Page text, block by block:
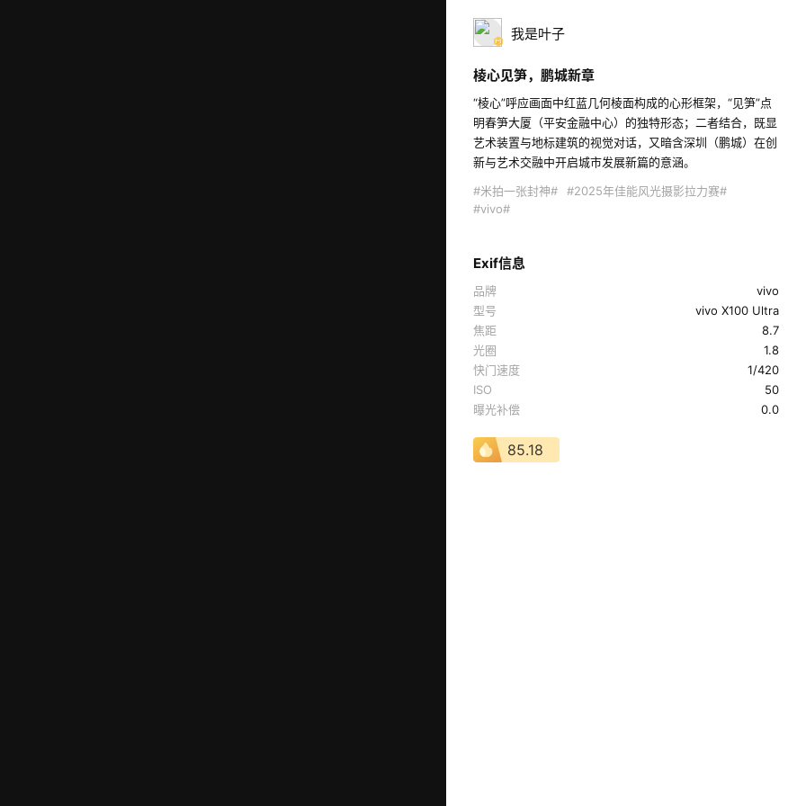
我是叶子
棱心见笋，鹏城新章
“棱心”呼应画面中红蓝几何棱面构成的心形框架，“见笋”点
明春笋大厦（平安金融中心）的独特形态；二者结合，既显
艺术装置与地标建筑的视觉对话，又暗含深圳（鹏城）在创
新与艺术交融中开启城市发展新篇的意涵。
#米拍一张封神#
#2025年佳能风光摄影拉力赛#
#vivo#
Exif信息
品牌
vivo
型号
vivo X100 Ultra
焦距
8.7
光圈
1.8
快门速度
1/420
ISO
50
曝光补偿
0.0
85.18